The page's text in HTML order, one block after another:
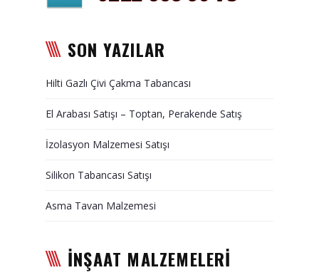
SON YAZILAR
Hilti Gazlı Çivi Çakma Tabancası
El Arabası Satışı – Toptan, Perakende Satış
İzolasyon Malzemesi Satışı
Silikon Tabancası Satışı
Asma Tavan Malzemesi
İNŞAAT MALZEMELERİ